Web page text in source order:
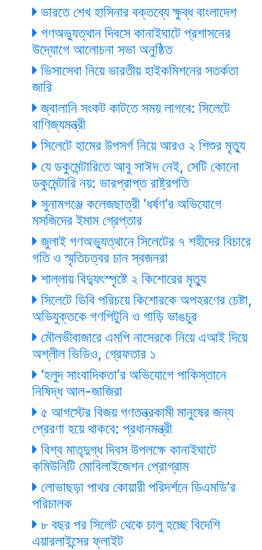
ভারতে শেখ হাসিনার বক্তব্যে ক্ষুব্ধ বাংলাদেশ
গণঅভ্যুত্থান দিবসে কানাইঘাটে প্রশাসনের
উদ্যোগে আলোচনা সভা অনুষ্ঠিত
ভিসাসেবা নিয়ে ভারতীয় হাইকমিশনের সতর্কতা
জারি
জ্বালানি সংকট কাটতে সময় লাগবে: সিলেটে
বাণিজ্যমন্ত্রী
সিলেটে হামের উপসর্গ নিয়ে আরও ২ শিশুর মৃত্যু
যে ডকুমেন্টারিতে আবু সাঈদ নেই, সেটি কোনো
ডকুমেন্টারি নয়: ভারপ্রাপ্ত রাষ্ট্রপতি
সুনামগঞ্জে কলেজছাত্রী ‘ধর্ষণ’র অভিযোগে
মসজিদের ইমাম গ্রেপ্তার
জুলাই গণঅভ্যুত্থানে সিলেটের ৭ শহীদের বিচারে
গতি ও স্মৃতিচত্বর চান স্বজনরা
শাল্লায় বিদ্যুৎস্পৃষ্টে ২ কিশোরের মৃত্যু
সিলেটে ডিবি পরিচয়ে কিশোরকে অপহরণের চেষ্টা,
অভিযুক্তকে গণপিটুনি ও গাড়ি ভাঙচুর
মৌলভীবাজারে এমপি নাসেরকে নিয়ে এআই দিয়ে
অশ্লীল ভিডিও, গ্রেফতার ১
‘হলুদ সাংবাদিকতা’র অভিযোগে পাকিস্তানে
নিষিদ্ধ আল-জাজিরা
৫ আগস্টের বিজয় গণতন্ত্রকামী মানুষের জন্য
প্রেরণা হয়ে থাকবে: প্রধানমন্ত্রী
বিশ্ব মাতৃদুগ্ধ দিবস উপলক্ষে কানাইঘাটে
কমিউনিটি মোবিলাইজেশন প্রোগ্রাম
লোভাছড়া পাথর কোয়ারী পরিদর্শনে ডিএমডি’র
পরিচালক
৮ বছর পর সিলেট থেকে চালু হচ্ছে বিদেশি
এয়ারলাইন্সের ফ্লাইট